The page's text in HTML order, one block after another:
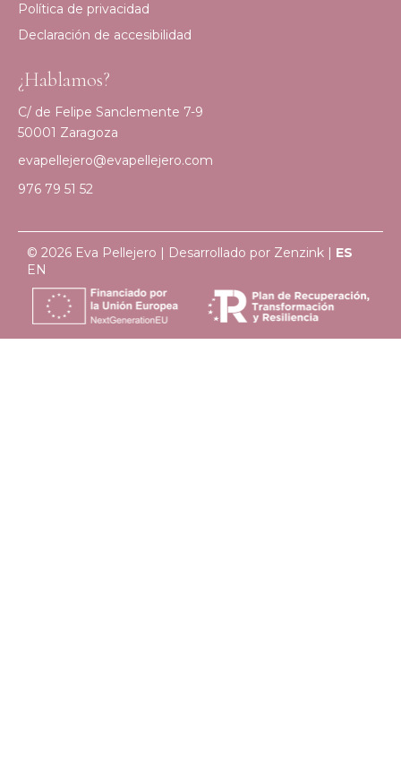
Política de privacidad
Declaración de accesibilidad
¿Hablamos?
C/ de Felipe Sanclemente 7-9
50001 Zaragoza
evapellejero@evapellejero.com
976 79 51 52
© 2026 Eva Pellejero | Desarrollado por Zenzink | ES
EN